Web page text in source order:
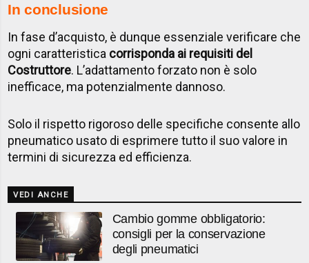
Inconclusione
In fase d’acquisto, è dunque essenziale verificare che
ogni caratteristica corrisponda ai requisiti del
Costruttore. L’adattamento forzato non è solo
inefficace, ma potenzialmente dannoso.
Solo il rispetto rigoroso delle specifiche consente allo
pneumatico usato di esprimere tutto il suo valore in
termini di sicurezza ed efficienza.
VEDI ANCHE
Cambio gomme obbligatorio:
consigli per la conservazione
degli pneumatici